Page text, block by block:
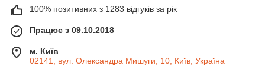
100% позитивних з 1283 відгуків за рік
Працює з 09.10.2018
м. Київ
02141, вул. Олександра Мишуги, 10, Київ, Україна